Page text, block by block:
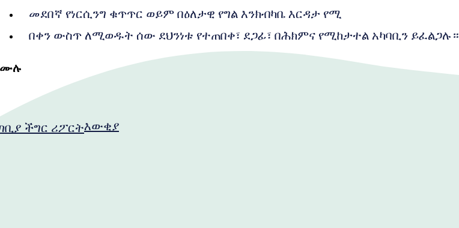
መደበኛ የነርሲንግ ቁጥጥር ወይም በዕለታዊ የግል እንክብካቤ እርዳታ የሚ
በቀን ውስጥ ለሚወዱት ሰው ደህንነቱ የተጠበቀ፣ ደጋፊ፣ በሕክምና የሚከታተል አካባቢን ይፈልጋሉ።
ችግር ሪፖርትእውቂያ